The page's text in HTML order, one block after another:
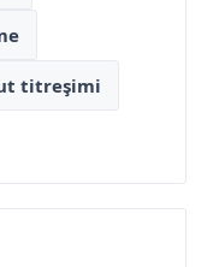
titreşimi